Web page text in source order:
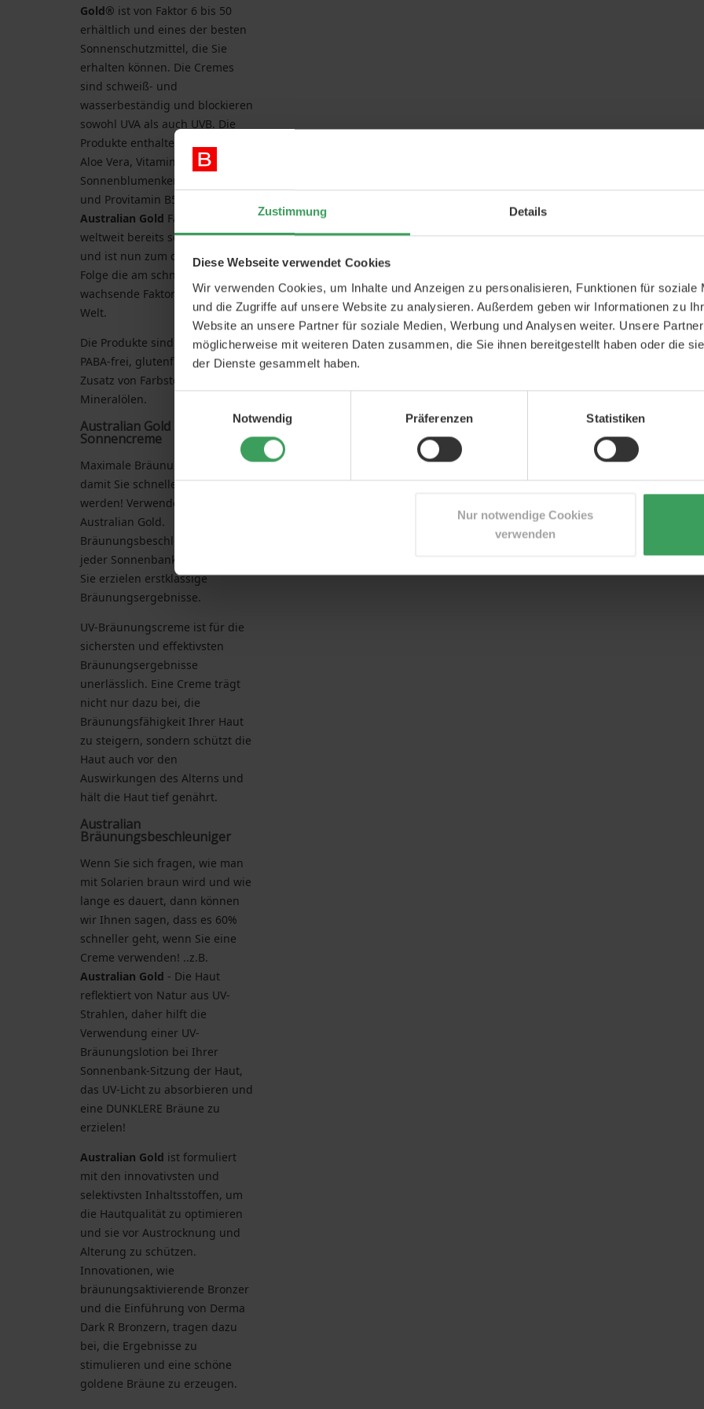
Zustimmung Details
Diese Webseite verwendet Cookies
Wir verwenden Cookies, um Inhalte und Anzeigen zu personalisieren, Funktionen für soziale
und die Zugriffe auf unsere Website zu analysieren. Außerdem geben wir Informationen zu
Website an unsere Partner für soziale Medien, Werbung und Analysen weiter. Unsere
möglicherweise mit weiteren Daten zusammen, die Sie ihnen bereitgestellt haben oder die
der Dienste gesammelt haben.
Notwendig
Präferenzen Statistiken
Nur notwendige Cookies
verwenden
Gold® ist von Faktor 6 bis 50
erhältlich und eines der besten
Sonnenschutzmittel, die Sie
erhalten können. Die Cremes
sind schweiß- und
wasserbeständig und blockieren
sowohl UVA als auch UVB. Die
Produkte enthalten Olivenöl,
Aloe Vera, Vitamin E, Extrakt aus
Sonnenblumenkernen, Z-Cote
und Provitamin B5. Die
Australian Gold Factor-Serie ist
weltweit bereits sehr beliebt
und ist nun zum dritten Mal in
Folge die am schnellsten
wachsende Faktor-Marke der
Welt.
Die Produkte sind parabenfrei,
PABA-frei, glutenfrei und ohne
Zusatz von Farbstoffen und
Mineralölen.
Australian Gold
Sonnencreme
Maximale Bräunungsenergie,
damit Sie schneller braun
werden! Verwenden Sie
Australian Gold.
Bräunungsbeschleuniger bei
jeder Sonnenbanksitzung und
Sie erzielen erstklassige
Bräunungsergebnisse.
UV-Bräunungscreme ist für die
sichersten und effektivsten
Bräunungsergebnisse
unerlässlich. Eine Creme trägt
nicht nur dazu bei, die
Bräunungsfähigkeit Ihrer Haut
zu steigern, sondern schützt die
Haut auch vor den
Auswirkungen des Alterns und
hält die Haut tief genährt.
Australian
Bräunungsbeschleuniger
Wenn Sie sich fragen, wie man
mit Solarien braun wird und wie
lange es dauert, dann können
wir Ihnen sagen, dass es 60%
schneller geht, wenn Sie eine
Creme verwenden! ..z.B.
Australian Gold - Die Haut
reflektiert von Natur aus UV-
Strahlen, daher hilft die
Verwendung einer UV-
Bräunungslotion bei Ihrer
Sonnenbank-Sitzung der Haut,
das UV-Licht zu absorbieren und
eine DUNKLERE Bräune zu
erzielen!
Australian Gold ist formuliert
mit den innovativsten und
selektivsten Inhaltsstoffen, um
die Hautqualität zu optimieren
und sie vor Austrocknung und
Alterung zu schützen.
Innovationen, wie
bräunungsaktivierende Bronzer
und die Einführung von Derma
Dark R Bronzern, tragen dazu
bei, die Ergebnisse zu
stimulieren und eine schöne
goldene Bräune zu erzeugen.